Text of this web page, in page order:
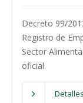
Decreto 99/
Registro de
Sector
oficial.
Detalles